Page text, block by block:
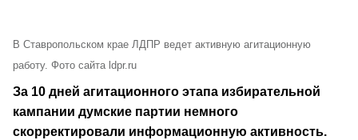
В Ставропольском крае ЛДПР ведет активную агитационную
работу. Фото сайта ldpr.ru
За 10 дней агитационного этапа избирательной
кампании думские партии немного
скорректировали информационную активность.